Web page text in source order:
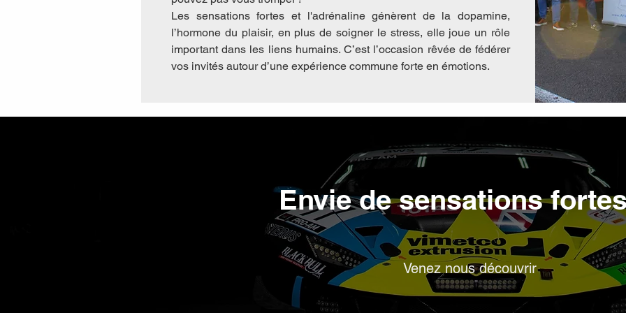
Les sensations fortes et l'adrénaline génèrent de la dopamine,
l’hormone du plaisir, en plus de soigner le stress, elle joue un rôle
important dans les liens humains. C’est l’occasion rêvée de fédérer
vos invités autour d’une expérience commune forte en émotions.
Envie de sensations
Venez nous découvrir